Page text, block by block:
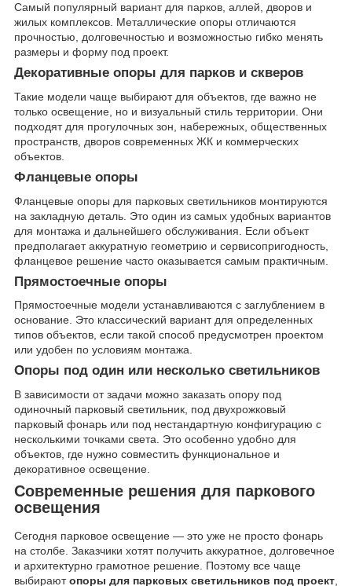
Самый популярный вариант для парков, аллей, дворов и
жилых комплексов. Металлические опоры отличаются
прочностью, долговечностью и возможностью гибко менять
размеры и форму под проект.
Декоративные опоры для парков и скверов
Такие модели чаще выбирают для объектов, где важно не
только освещение, но и визуальный стиль территории. Они
подходят для прогулочных зон, набережных, общественных
пространств, дворов современных ЖК и коммерческих
объектов.
Фланцевые опоры
Фланцевые опоры для парковых светильников монтируются
на закладную деталь. Это один из самых удобных вариантов
для монтажа и дальнейшего обслуживания. Если объект
предполагает аккуратную геометрию и сервисопригодность,
фланцевое решение часто оказывается самым практичным.
Прямостоечные опоры
Прямостоечные модели устанавливаются с заглублением в
основание. Это классический вариант для определенных
типов объектов, если такой способ предусмотрен проектом
или удобен по условиям монтажа.
Опоры под один или несколько светильников
В зависимости от задачи можно заказать опору под
одиночный парковый светильник, под двухрожковый
парковый фонарь или под нестандартную конфигурацию с
несколькими точками света. Это особенно удобно для
объектов, где нужно совместить функциональное и
декоративное освещение.
Современные решения для паркового
освещения
Сегодня парковое освещение — это уже не просто фонарь
на столбе. Заказчики хотят получить аккуратное, долговечное
и архитектурно грамотное решение. Поэтому все чаще
выбираютопоры для парковых светильников под проект